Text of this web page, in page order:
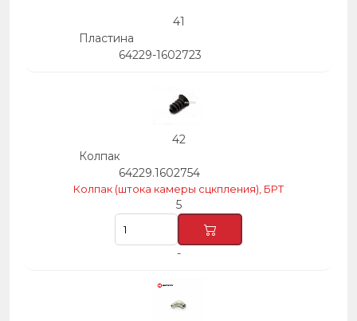
41
Пластина
64229-1602723
42
Колпак
64229.1602754
Колпак (штока камеры сцкпления), БРТ
5
-